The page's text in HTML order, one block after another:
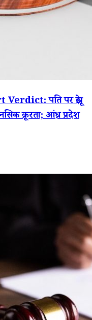
पति पर झूठे
क्रूरता; आंध्र प्रदेश